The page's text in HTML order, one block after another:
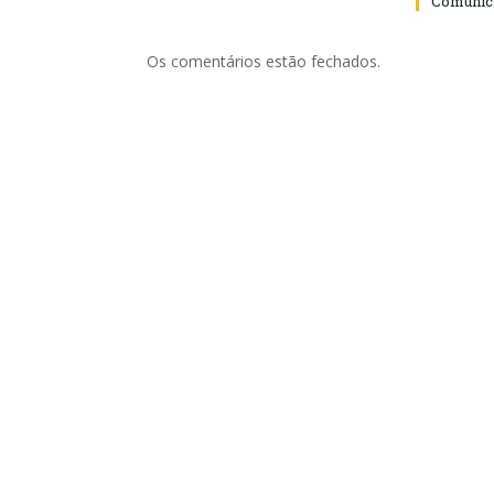
Os comentários estão fechados.